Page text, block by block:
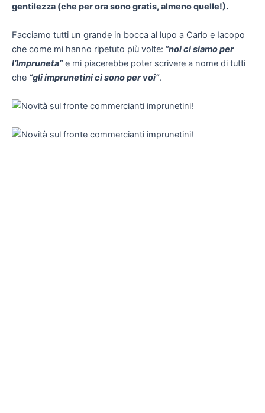
gentilezza (che per ora sono gratis, almeno quelle!).
Facciamo tutti un grande in bocca al lupo a Carlo e Iacopo
che come mi hanno ripetuto più volte: “noi ci siamo per
l’Impruneta”e mi piacerebbe poter scrivere a nome di tutti
che “gli imprunetini ci sono per voi”.